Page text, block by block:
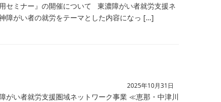
セミナー』の開催について 東濃障がい者就労支援ネ
障がい者の就労をテーマとした内容になっ […]
2025年10月31日
い者就労支援圏域ネットワーク事業 ≪恵那・中津川